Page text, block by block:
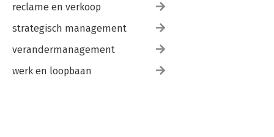
reclame en verkoop
strategisch management
verandermanagement
werk en loopbaan